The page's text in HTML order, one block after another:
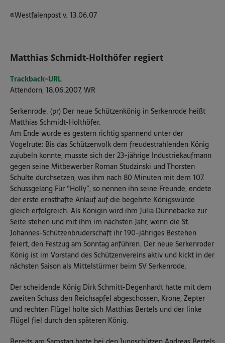
©Westfalenpost v. 13.06.07
Matthias Schmidt-Holthöfer regiert
Trackback-URL
Attendorn, 18.06.2007, WR
Serkenrode. (pr) Der neue Schützenkönig in Serkenrode heißt
Matthias Schmidt-Holthöfer.
Am Ende wurde es gestern richtig spannend unter der
Vogelrute: Bis das Schützenvolk dem freudestrahlenden König
zujubeln konnte, musste sich der 23-jährige Industriekaufmann
gegen seine Mitbewerber Roman Studzinski und Thorsten
Schulte durchsetzen, was ihm nach 80 Minuten mit dem 107.
Schussgelang Für “Holly”, so nennen ihn seine Freunde, endete
der erste ernsthafte Anlauf auf die begehrte Königswürde
gleich erfolgreich. Als Königin wird ihm Julia Dünnebacke zur
Seite stehen und mit ihm im nächsten Jahr, wenn die St.
Johannes-Schützenbruderschaft ihr 190-jähriges Bestehen
feiert, den Festzug am Sonntag anführen. Der neue Serkenroder
König ist im Vorstand des Schützenvereins aktiv und kickt in der
nächsten Saison als Mittelstürmer beim SV Serkenrode.
Der scheidende König Dirk Schmitt-Degenhardt hatte mit dem
zweiten Schuss den Reichsapfel abgeschossen, Krone, Zepter
und rechten Flügel holte sich Matthias Bertels und der linke
Flügel fiel durch den späteren König.